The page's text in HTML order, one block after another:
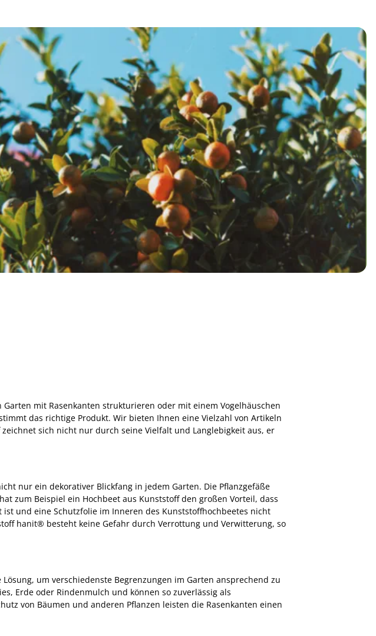
mit Rasenkanten strukturieren oder mit einem Vogelhäuschen
das richtige Produkt. Wir bieten Ihnen eine Vielzahl von Artikeln
sich nicht nur durch seine Vielfalt und Langlebigkeit aus, er
nur ein dekorativer Blickfang in jedem Garten. Die Pflanzgefäße
zum Beispiel ein Hochbeet aus Kunststoff den großen Vorteil, dass
und eine Schutzfolie im Inneren des Kunststoffhochbeetes nicht
hanit® besteht keine Gefahr durch Verrottung und Verwitterung, so
um verschiedenste Begrenzungen im Garten ansprechend zu
Erde oder Rindenmulch und können so zuverlässig als
von Bäumen und anderen Pflanzen leisten die Rasenkanten einen